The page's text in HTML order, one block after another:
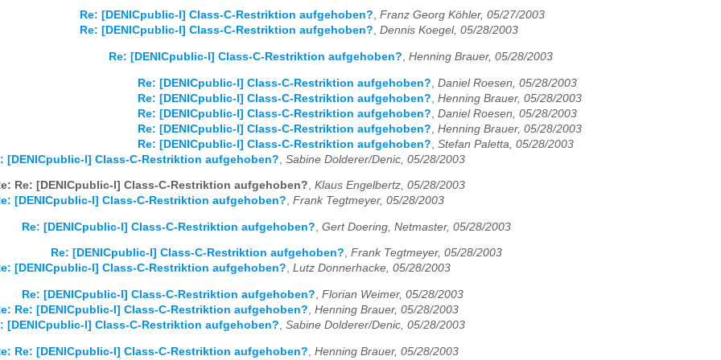
Re: [DENICpublic-l] Class-C-Restriktion aufgehoben?, Franz Georg Köhler, 05/27/2003
Re: [DENICpublic-l] Class-C-Restriktion aufgehoben?, Dennis Koegel, 05/28/2003
Re: [DENICpublic-l] Class-C-Restriktion aufgehoben?, Henning Brauer, 05/28/2003
Re: [DENICpublic-l] Class-C-Restriktion aufgehoben? Daniel Roesen, 05/28/2003
Re: [DENICpublic-l] Class-C-Restriktion aufgehoben? Henning Brauer, 05/28/2003
Re: [DENICpublic-l] Class-C-Restriktion aufgehoben? Daniel Roesen, 05/28/2003
Re: [DENICpublic-l] Class-C-Restriktion aufgehoben? Henning Brauer, 05/28/2003
Re: [DENICpublic-l] Class-C-Restriktion aufgehoben? Stefan Paletta, 05/28/2003
[DENICpublic-l] Class-C-Restriktion aufgehoben? Sabine Dolderer/Denic, 05/28/2003
Re: [DENICpublic-l] Class-C-Restriktion aufgehoben?, Klaus Engelbertz, 05/28/2003
[DENICpublic-l] Class-C-Restriktion aufgehoben?, Frank Tegtmeyer, 05/28/2003
Re: [DENICpublic-l] Class-C-Restriktion aufgehoben? Gert Doering, Netmaster, 05/28/2003
Re: [DENICpublic-l] Class-C-Restriktion aufgehoben?, Frank Tegtmeyer, 05/28/2003
[DENICpublic-l] Class-C-Restriktion aufgehoben?, Lutz Donnerhacke, 05/28/2003
Re: [DENICpublic-l] Class-C-Restriktion aufgehoben?, Florian Weimer, 05/28/2003
Re: [DENICpublic-l] Class-C-Restriktion aufgehoben?, Henning Brauer, 05/28/2003
[DENICpublic-l] Class-C-Restriktion aufgehoben?, Sabine Dolderer/Denic, 05/28/2003
Re: [DENICpublic-l] Class-C-Restriktion aufgehoben? Henning Brauer, 05/28/2003